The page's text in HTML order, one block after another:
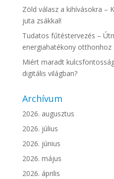
Zöld válasz a kihívásokra –
juta zsákkal!
Tudatos fűtéstervezés –
energiahatékony otthonhoz
Miért maradt
digitális világban?
Archívum
2026. augusztus
2026. július
2026. június
2026. május
2026. április